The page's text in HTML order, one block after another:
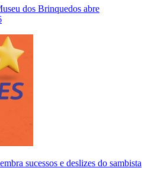
dos Brinquedos abre
sucessos e deslizes do sambista